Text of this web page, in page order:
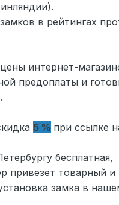
в рейтингах
интернет-
предоплаты и
5 % при ссылке
бесплатная,
привезет товарный и
замка в